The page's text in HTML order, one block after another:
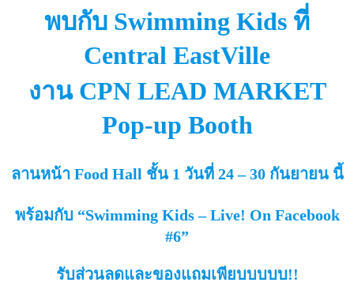
พบกับ Swimming Kids ที่
Central EastVille
งาน CPN LEAD MARKET
Pop-up Booth
ลานหน้า Food Hall ชั้น 1 วันที่ 24 – 30 กันยายน นี้
พร้อมกับ “Swimming Kids – Live! On Facebook
#6”
รับส่วนลดและของแถมเพียบบบบบ!!